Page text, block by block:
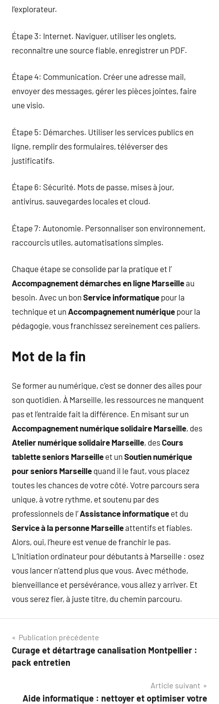
l’explorateur.
Étape 3: Internet. Naviguer, utiliser les onglets,
reconnaître une source fiable, enregistrer un PDF.
Étape 4: Communication. Créer une adresse mail,
envoyer des messages, gérer les pièces jointes, faire
une visio.
Étape 5: Démarches. Utiliser les services publics en
ligne, remplir des formulaires, téléverser des
justificatifs.
Étape 6: Sécurité. Mots de passe, mises à jour,
antivirus, sauvegardes locales et cloud.
Étape 7: Autonomie. Personnaliser son environnement,
raccourcis utiles, automatisations simples.
Chaque étape se consolide par la pratique et l’
Accompagnement démarches en ligne Marseilleau
besoin. Avec un bon Service informatique pour la
technique et un Accompagnement numérique pour la
pédagogie, vous franchissez sereinement ces paliers.
Mot de la fin
Se former au numérique, c’est se donner des ailes pour
son quotidien. À Marseille, les ressources ne manquent
pas et l’entraide fait la différence. En misant sur un
Accompagnement numérique solidaire Marseille, des
Atelier numérique solidaire Marseille, desCours
tablette seniors Marseille et un Soutien numérique
pour seniors Marseille quand il le faut, vous placez
toutes les chances de votre côté. Votre parcours sera
unique, à votre rythme, et soutenu par des
professionnels de l’Assistance informatique et du
Service à la personne Marseilleattentifs et fiables.
Alors, oui, l’heure est venue de franchir le pas.
L’Initiation ordinateur pour débutants à Marseille : osez
vous lancer n’attend plus que vous. Avec méthode,
bienveillance et persévérance, vous allez y arriver. Et
vous serez fier, à juste titre, du chemin parcouru.
Navigation
de
Publication précédente
Curage et détartrage canalisation Montpellier :
pack entretien
Article suivant
Aide informatique : nettoyer et optimiser votre